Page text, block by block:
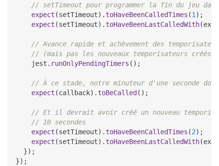
// setTimeout pour programmer la fin du jeu
expect (setTimeout) . toHaveBeenCalledTimes (1) ;
expect (setTimeout) . toHaveBeenLastCalledWith(
// Avance rapide et achèvement des
// (mais pas les nouveaux temporisateurs créés
    jest
. runOnlyPendingTimers ( ) ;
// À ce stade, notre minuteur d'une seconde
expect (callback) . toBeCalled ( ) ;
// Et il devrait avoir créé un nouveau
// 10 secondes
expect (setTimeout) . toHaveBeenCalledTimes (2) ;
expect (setTimeout) . toHaveBeenLastCalledWith(
}) ;
}) ;